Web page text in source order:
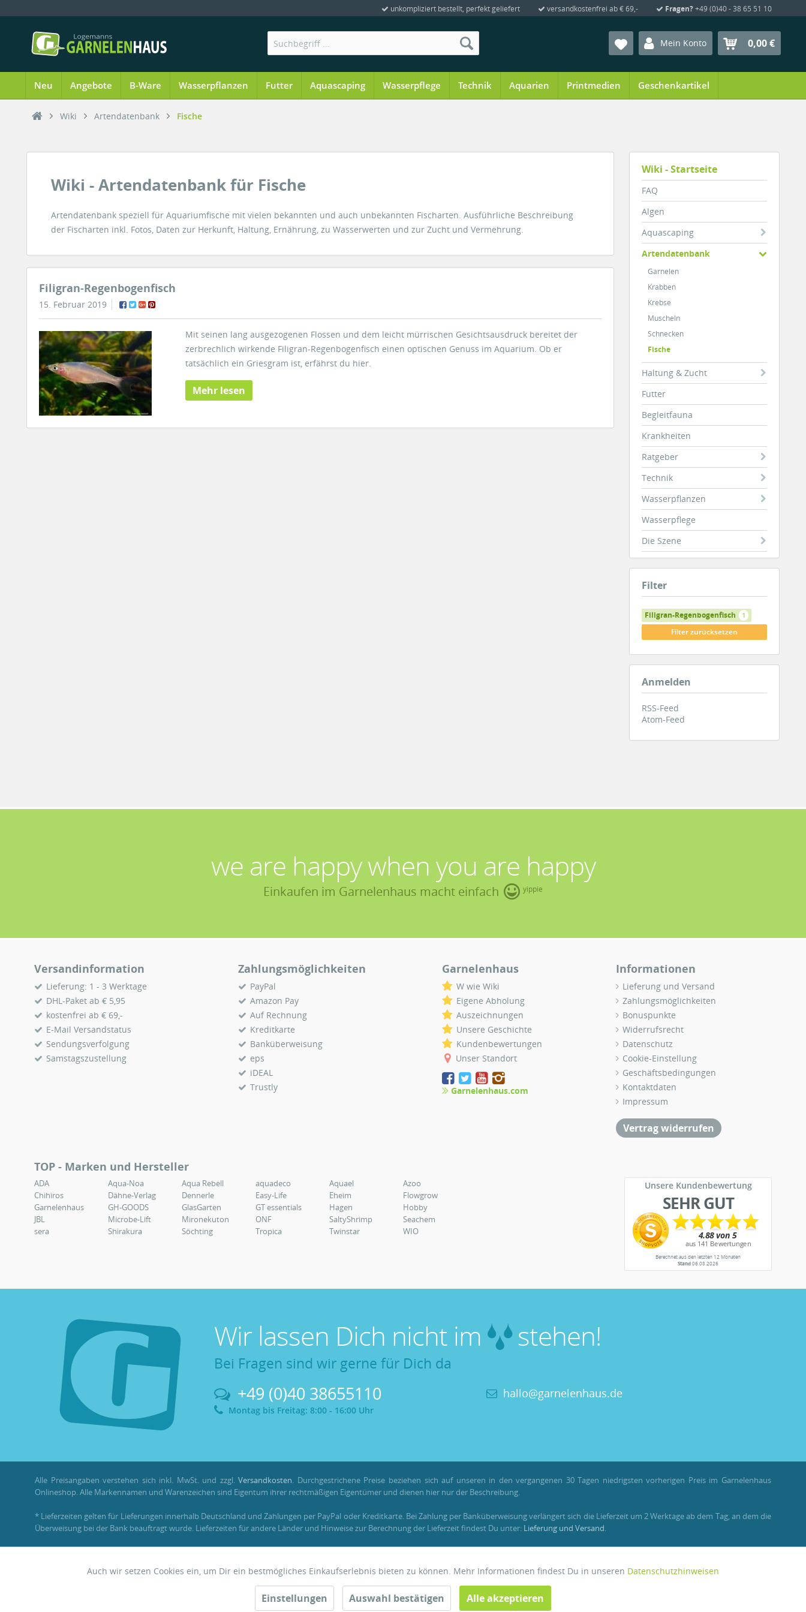
unkompliziert bestellt, perfekt geliefert versandkostenfrei ab € 69,- Fragen?+49 (0)40 - 38 65 51 10
Mein Konto 0,00 €
Neu Angebote B-Ware Wasserpflanzen Futter Aquascaping Wasserpflege Technik Aquarien Printmedien Geschenkartikel
Wiki Artendatenbank Fische
Wiki - Startseite
FAQ
Algen
Aquascaping
Artendatenbank
Garnelen
Krabben
Krebse
Muscheln
Schnecken
Fische
Haltung & Zucht
Futter
Begleitfauna
Krankheiten
Ratgeber
Technik
Wasserpflanzen
Wasserpflege
Die Szene
Filter
Filigran-Regenbogenfisch 1
Filter zurücksetzen
Anmelden
RSS-Feed
Atom-Feed
Wiki - Artendatenbank für Fische
Artendatenbank speziell für Aquariumfische mit vielen bekannten und auch unbekannten Fischarten. Ausführliche Beschreibung
der Fischarten inkl. Fotos, Daten zur Herkunft, Haltung, Ernährung, zu Wasserwerten und zur Zucht und Vermehrung.
Filigran-Regenbogenfisch
15. Februar 2019
Mit seinen lang ausgezogenen Flossen und dem leicht mürrischen Gesichtsausdruck bereitet der
zerbrechlich wirkende Filigran-Regenbogenfisch einen optischen Genuss im Aquarium. Ob er
tatsächlich ein Griesgram ist, erfährst du hier.
Mehr lesen
we are happy when you are happy
Einkaufen im Garnelenhaus macht einfach yippie
Versandinformation
Lieferung: 1 - 3 Werktage
DHL-Paket ab € 5,95
kostenfrei ab € 69,-
E-Mail Versandstatus
Sendungsverfolgung
Samstagszustellung
Zahlungsmöglichkeiten
PayPal
Amazon Pay
Auf Rechnung
Kreditkarte
Banküberweisung
eps
iDEAL
Trustly
Garnelenhaus
W wie Wiki
Eigene Abholung
Auszeichnungen
Unsere Geschichte
Kundenbewertungen
Unser Standort
Garnelenhaus.com
Informationen
Lieferung und Versand
Zahlungsmöglichkeiten
Bonuspunkte
Widerrufsrecht
Datenschutz
Cookie-Einstellung
Geschäftsbedingungen
Kontaktdaten
Impressum
Vertrag widerrufen
TOP - Marken und Hersteller
ADA Aqua-Noa Aqua Rebell aquadeco Aquael
Azoo
Chihiros
Dähne-Verlag Dennerle Easy-Life Eheim
Flowgrow
Garnelenhaus
GH-GOODS GlasGarten GT essentials Hagen
Hobby
JBL
Microbe-Lift Mironekuton ONF SaltyShrimp
Seachem
sera
Shirakura Söchting Tropica Twinstar WIO
Unsere Kundenbewertung
SEHR GUT
Berechnet aus den letzten 12 Monaten
Stand06.08.2026
Wir lassen Dich nicht im stehen!
Bei Fragen sind wir gerne für Dich da
+49 (0)40 38655110
Montag bis Freitag: 8:00 - 16:00 Uhr
hallo@garnelenhaus.de
Alle Preisangaben verstehen sich inkl. MwSt. und zzgl.Versandkosten. Durchgestrichene Preise beziehen sich auf unseren in den vergangenen 30 Tagen niedrigsten vorherigen Preis im Garnelenhaus
Onlineshop. Alle Markennamen und Warenzeichen sind Eigentum ihrer rechtmäßigen Eigentümer und dienen hier nur der Beschreibung.
* Lieferzeiten gelten für Lieferungen innerhalb Deutschland und Zahlungen per PayPal oder Kreditkarte. Bei Zahlung per Banküberweisung verlängert sich die Lieferzeit um 2 Werktage ab dem Tag, an dem die
Überweisung bei der Bank beauftragt wurde. Lieferzeiten für andere Länder und Hinweise zur Berechnung der Lieferzeit findest Du unter: Lieferung und Versand.
Aktiv
Auch wir setzen Cookies ein, um Dir ein bestmögliches Einkaufserlebnis bieten zu können. Mehr Informationen findest Du in unseren Datenschutzhinweisen
Einstellungen Auswahl bestätigen Alle akzeptieren